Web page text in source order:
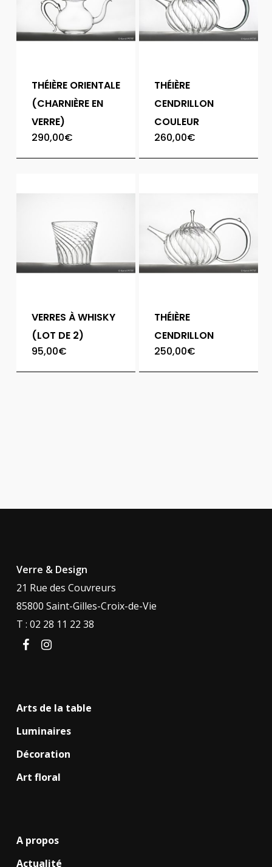
THÉIÈRE ORIENTALE
(CHARNIÈRE EN
VERRE)
290,00€
THÉIÈRE
CENDRILLON
COULEUR
260,00€
VERRES À WHISKY
(LOT DE 2)
95,00€
THÉIÈRE
CENDRILLON
250,00€
Verre & Design
21 Rue des Couvreurs
85800 Saint-Gilles-Croix-de-Vie
T : 02 28 11 22 38
facebookinstagram
Arts de la table
Luminaires
Décoration
Art floral
A propos
Actualité